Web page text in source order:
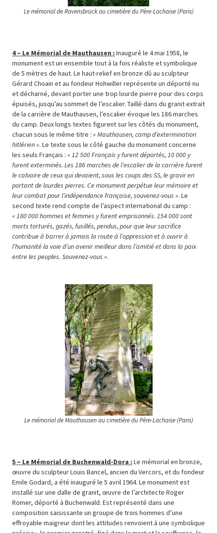
Le mémorial de Ravensbrück au cimetière du Père-Lachaise (Paris)
4 – Le Mémorial de Mauthausen : Inauguré le 4 mai 1958, le
monument est un ensemble tout à la fois réaliste et symbolique
de 5 mètres de haut. Le haut-relief en bronze dû au sculpteur
Gérard Choain et au fondeur Hohwiller représente un déporté nu
et décharné, devant porter une trop lourde pierre pour des corps
épuisés, jusqu’au sommet de l’escalier. Taillé dans du granit extrait
de la carrière de Mauthausen, l’escalier évoque les 186 marches
du camp. Deux longs textes figurent sur les côtés du monument,
chacun sous le même titre : « Mauthausen, camp d’extermination
hitlérien ». Le texte sous le côté gauche du monument concerne
les seuls Français : « 12 500 Français y furent déportés, 10 000 y
furent exterminés. Les 186 marches de l’escalier de la carrière furent
le calvaire de ceux qui devaient, sous les coups des SS, le gravir en
portant de lourdes pierres. Ce monument perpétue leur mémoire et
leur combat pour l’indépendance française, souvenez-vous ». Le
second texte rend compte de l’aspect international du camp :
« 180 000 hommes et femmes y furent emprisonnés. 154 000 sont
morts torturés, gazés, fusillés, pendus, pour que leur sacrifice
contribue à barrer à jamais la route à l’oppression et à ouvrir à
l’humanité la voie d’un avenir meilleur dans l’amitié et dans la paix
entre les peuples. Souvenez-vous ».
Le mémorial de Mauthausen au cimetière du Père-Lachaise (Paris)
5 – Le Mémorial de Buchenwald-Dora : Le mémorial en bronze,
œuvre du sculpteur Louis Bancel, ancien du Vercors, et du fondeur
Emile Godard, a été inauguré le 5 avril 1964. Le monument est
installé sur une dalle de granit, œuvre de l’architecte Roger
Romer, déporté à Buchenwald. Est représenté dans une
composition saisissante un groupe de trois hommes d’une
effroyable maigreur dont les attitudes renvoient à une symbolique